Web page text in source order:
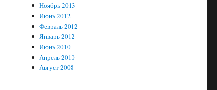
Ноябрь 2013
Июнь 2012
Февраль 2012
Январь 2012
Июнь 2010
Апрель 2010
Август 2008